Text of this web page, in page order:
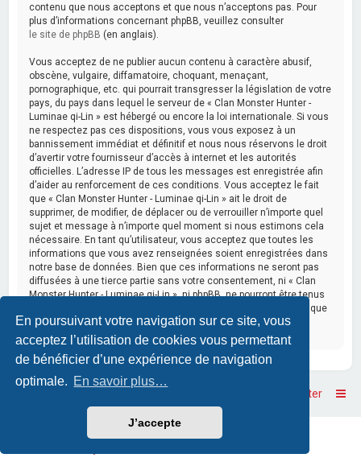
En poursuivant votre navigation sur ce site, vous
acceptez l’utilisation de cookies vous permettant
de bénéficier d’une expérience de navigation
optimale. En savoir plus…
J’accepte
contenu que nous acceptons et que nous n’acceptons pas. Pour
plus d’informations concernant phpBB, veuillez consulter
le site de phpBB (en anglais).
Vous acceptez de ne publier aucun contenu à caractère abusif,
obscène, vulgaire, diffamatoire, choquant, menaçant,
pornographique, etc. qui pourrait transgresser la législation de votre
pays, du pays dans lequel le serveur de « Clan Monster Hunter -
Luminae qi-Lin » est hébergé ou encore la loi internationale. Si vous
ne respectez pas ces dispositions, vous vous exposez à un
bannissement immédiat et définitif et nous nous réservons le droit
d’avertir votre fournisseur d’accès à internet et les autorités
officielles. L’adresse IP de tous les messages est enregistrée afin
d’aider au renforcement de ces conditions. Vous acceptez le fait
que « Clan Monster Hunter - Luminae qi-Lin » ait le droit de
supprimer, de modifier, de déplacer ou de verrouiller n’importe quel
sujet et message à n’importe quel moment si nous estimons cela
nécessaire. En tant qu’utilisateur, vous acceptez que toutes les
informations que vous avez renseignées soient enregistrées dans
notre base de données. Bien que ces informations ne seront pas
diffusées à une tierce partie sans votre consentement, ni « Clan
Monster Hunter - Luminae qi-Lin », ni phpBB, ne pourront être tenus
comme responsables en cas de tentative de piratage informatique
visant à compromettre vos données.
Nous contacter
phpBB
PlanetStyles